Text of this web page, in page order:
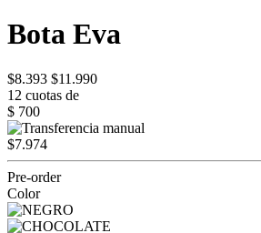
Bota Eva
$8.393 $11.990
12 cuotas de
$ 700
$7.974
Pre-order
Color